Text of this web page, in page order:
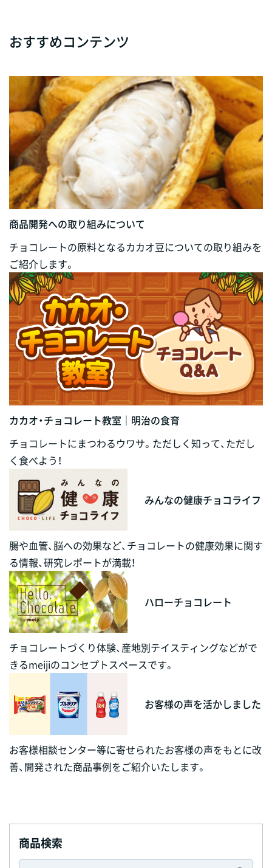
おすすめコンテンツ
商品開発への取り組みについて
チョコレートの原料となるカカオ豆についての取り組みを
ご紹介します。
カカオ・チョコレート教室｜明治の食育
チョコレートにまつわるウワサ。ただしく知って、ただし
く食べよう！
みんなの健康チョコライフ
腸や血管、脳への効果など、チョコレートの健康効果に関す
る情報、研究レポートが満載！
ハローチョコレート
チョコレートづくり体験、産地別テイスティングなどがで
きるmeijiのコンセプトスペースです。
お客様の声を活かしました
お客様相談センター等に寄せられたお客様の声をもとに改
善、開発された商品事例をご紹介いたします。
商品検索